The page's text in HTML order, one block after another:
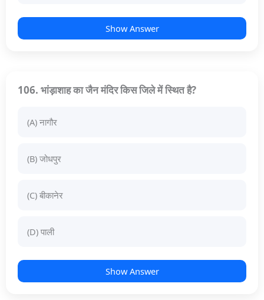
Show Answer
106. भांड़ाशाह का जैन मंदिर किस जिले में स्थित है?
(A) नागौर
(B) जोधपुर
(C) बीकानेर
(D) पाली
Show Answer